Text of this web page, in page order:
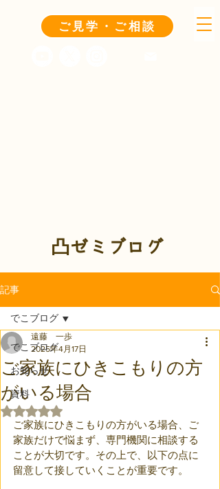
ご見学・ご相談
凸ゼミブログ
記事
でこブログ
お知らせ
資料
でこブログ
ご家族にひきこもりの方
がいる場合
遠藤 一歩
2025年4月17日
5つ星のうちNaNと評価されています。
ご家族にひきこもりの方がいる場合、ご
家族だけで悩まず、専門機関に相談する
ことが大切です。その上で、以下の点に
留意して接していくことが重要です。